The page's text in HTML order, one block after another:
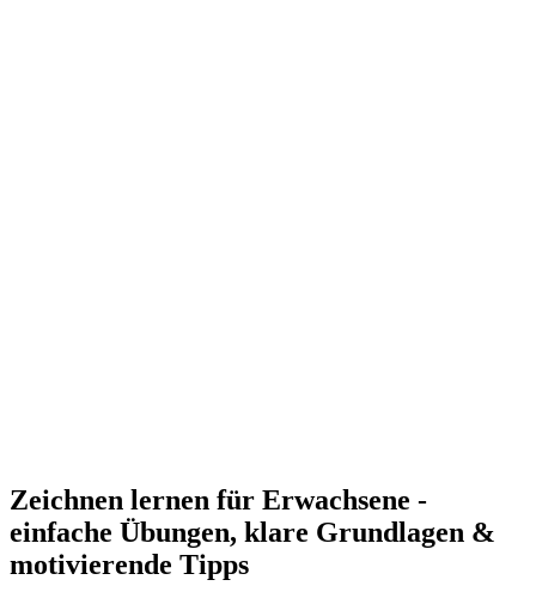
Zeichnen lernen für Erwachsene -
einfache Übungen, klare Grundlagen &
motivierende Tipps